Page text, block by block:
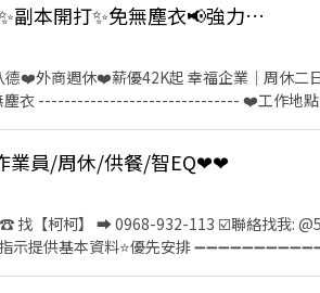
段 - 07:00~12:00、07:30~12:30、
＝＝＝＝＝＝＝＝＝＝＝＝＝＝＝＝＝＝＝
段) 🦐【薪資待遇】 一般店✨時薪$196 智取店✨時薪
＝＝＝＝＝＝＝＝ 📍【缺額門市 ↓ ↓ ↓】： 鶯歌尖山 - 智
店-新北市鶯歌區鶯桃路624號1樓 鶯歌中正
✨另外教育訓練、實習皆有支
😈日領AI王牌😈薪水起飛240H✨副本開打✨免無塵衣📢強力招募📢立即上工
❤️外商週休❤️薪優42K起 幸福企業｜周休二
無塵衣 ------------------------------- ❤️工作地
$42,240起薪
➡️點擊快速✚好友： https://lin.ee/o0sJSJk ☎️
業員/周休/供餐/智EQ❤❤
☎️ 找【柯柯】 ➡ 0968-932-113 ☑️聯絡找我:
供基本資料⭐優先安排